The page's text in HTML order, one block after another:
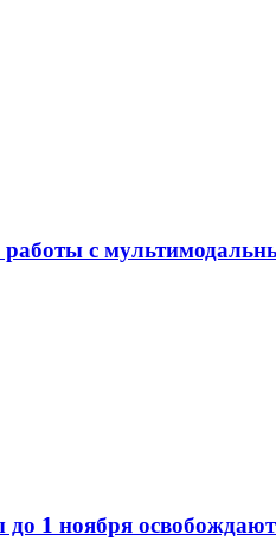
с
1 ноября